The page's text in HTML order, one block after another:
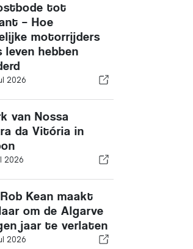
tot
– Hoe
motorrijders
leven hebben
2026
van Nossa
da Vitória in
2026
Kean maakt
om de Algarve
jaar te verlaten
2026